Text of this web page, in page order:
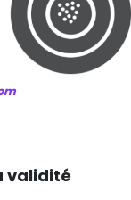
validité